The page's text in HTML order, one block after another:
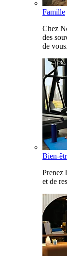
Famille
Chez
des
de vous.
Bien-
Prenez
et de